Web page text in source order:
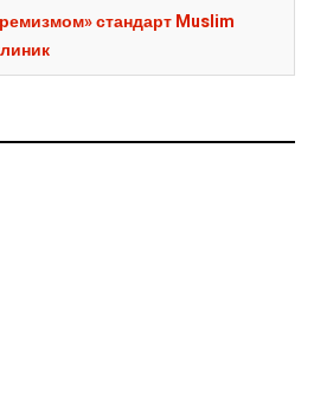
стандарт Muslim